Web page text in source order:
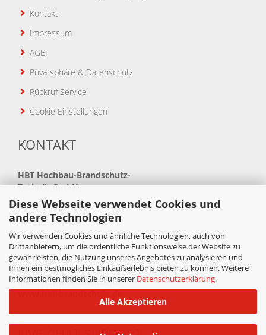
Diese Webseite verwendet Cookies und
andere Technologien
Wir verwenden Cookies und ähnliche Technologien, auch von
Drittanbietern, um die ordentliche Funktionsweise der Website zu
gewährleisten, die Nutzung unseres Angebotes zu analysieren und
Ihnen ein bestmögliches Einkaufserlebnis bieten zu können. Weitere
Informationen finden Sie in unserer Datenschutzerklärung.
Alle Akzeptieren
Kontakt
Impressum
AGB
Privatsphäre & Datenschutz
Rückruf Service
Cookie Einstellungen
KONTAKT
HBT Hochbau-Brandschutz-
Technik GmbH
Neue Bahnhofstraße 41
34621 Frielendorf
Telefon: +49(0)5684 99880
Telefax: +49(0)5684 998888
info@hbt-brandschutz.de